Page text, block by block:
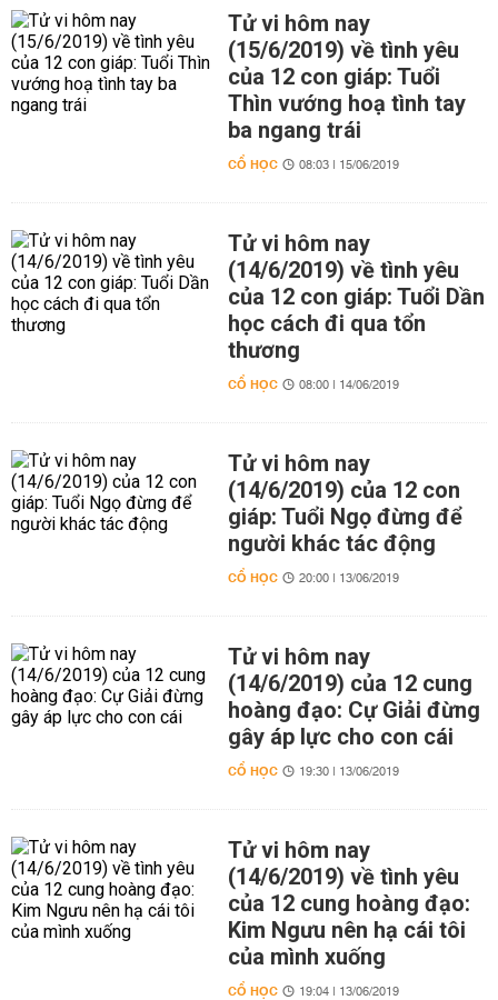
Tử vi hôm nay
(15/6/2019) về tình yêu
của 12 con giáp: Tuổi
Thìn vướng hoạ tình tay
ba ngang trái
CỔ HỌC 08:03 | 15/06/2019
Tử vi hôm nay
(14/6/2019) về tình yêu
của 12 con giáp: Tuổi Dần
học cách đi qua tổn
thương
CỔ HỌC 08:00 | 14/06/2019
Tử vi hôm nay
(14/6/2019) của 12 con
giáp: Tuổi Ngọ đừng để
người khác tác động
CỔ HỌC 20:00 | 13/06/2019
Tử vi hôm nay
(14/6/2019) của 12 cung
hoàng đạo: Cự Giải đừng
gây áp lực cho con cái
CỔ HỌC 19:30 | 13/06/2019
Tử vi hôm nay
(14/6/2019) về tình yêu
của 12 cung hoàng đạo:
Kim Ngưu nên hạ cái tôi
của mình xuống
CỔ HỌC 19:04 | 13/06/2019